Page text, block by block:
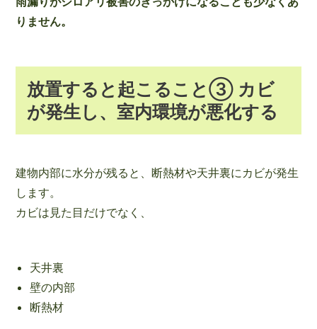
りません。
放置すると起こること③ カビ
が発生し、室内環境が悪化する
建物内部に水分が残ると、断熱材や天井裏にカビが発生
します。
カビは見た目だけでなく、
天井裏
壁の内部
断熱材